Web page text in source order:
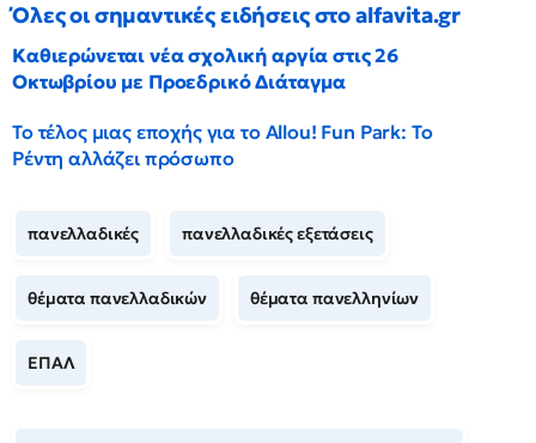
Όλες οι σημαντικές ειδήσεις στο alfavita.gr
Καθιερώνεται νέα σχολική αργία στις 26
Οκτωβρίου με Προεδρικό Διάταγμα
Το τέλος μιας εποχής για το Allou! Fun Park: Το
Ρέντη αλλάζει πρόσωπο
πανελλαδικές πανελλαδικές εξετάσεις
θέματα πανελλαδικών θέματα πανελληνίων
ΕΠΑΛ